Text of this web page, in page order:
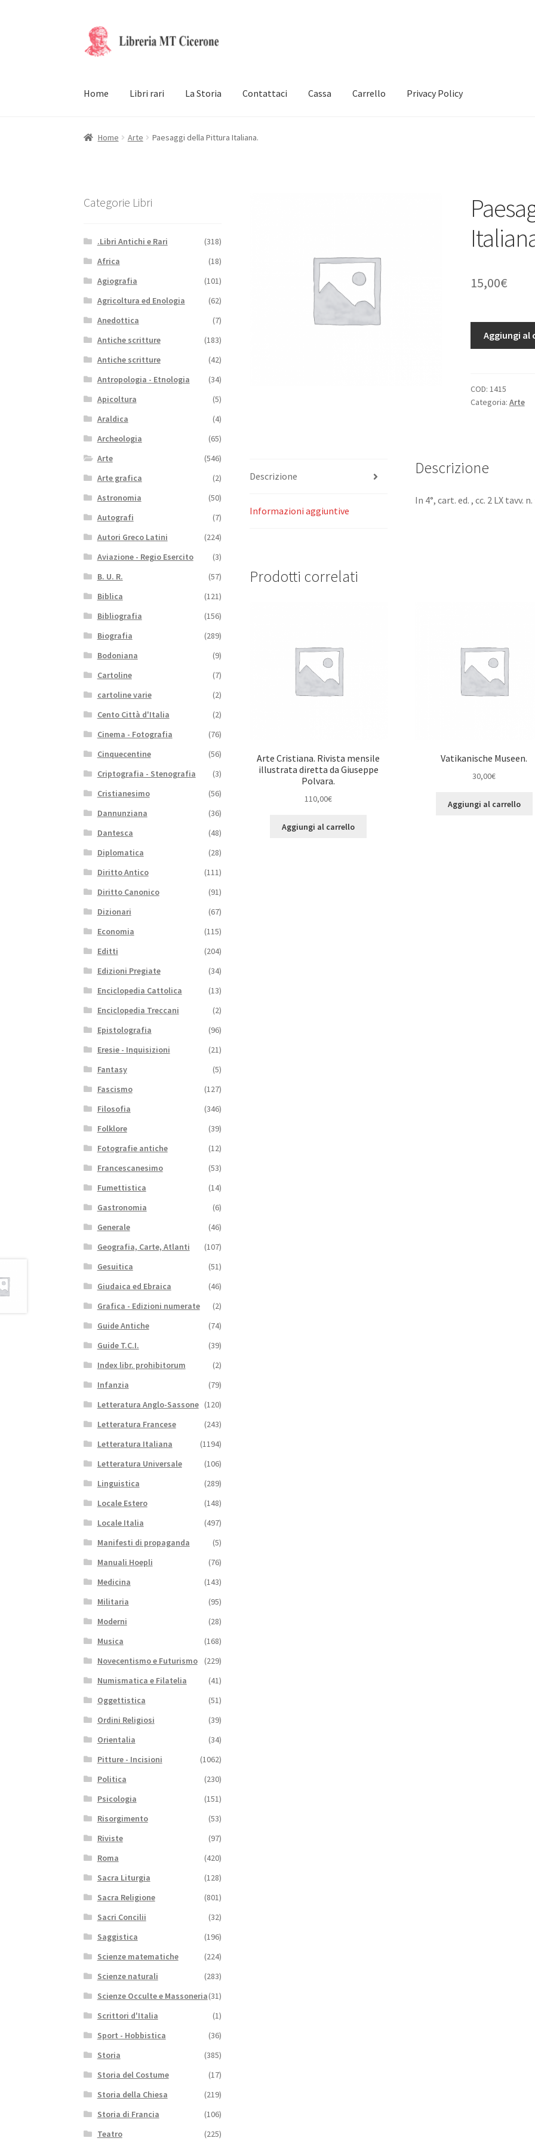
Vai
alla
Vai
al
Home Libri rari La Storia Contattaci Cassa Carrello Privacy Policy
Home Arte Paesaggi della Pittura Italiana.
15,00€
della
quantità
Aggiungi al
COD: 1415
Categoria: Arte
Descrizione
Informazioni aggiuntive
Descrizione
In 4°, cart. ed. , cc. 2 LX tavv.
Prodotti correlati
Arte Cristiana. Rivista mensile
illustrata diretta da Giuseppe
Polvara.
110,00€
Aggiungi al carrello
Vatikanische Museen.
30,00€
Aggiungi al carrello
Categorie Libri
.Libri Antichi e Rari
(318)
Africa
(18)
Agiografia
(101)
Agricoltura ed Enologia
(62)
Anedottica
(7)
Antiche scritture
(183)
Antiche scritture
(42)
Antropologia - Etnologia
(34)
Apicoltura
(5)
Araldica
(4)
Archeologia
(65)
Arte
(546)
Arte grafica
(2)
Astronomia
(50)
Autografi
(7)
Autori Greco Latini
(224)
Aviazione - Regio Esercito
(3)
B. U. R.
(57)
Biblica
(121)
Bibliografia
(156)
Biografia
(289)
Bodoniana
(9)
Cartoline
(7)
cartoline varie
(2)
Cento Città d'Italia
(2)
Cinema - Fotografia
(76)
Cinquecentine
(56)
Criptografia - Stenografia
(3)
Cristianesimo
(56)
Dannunziana
(36)
Dantesca
(48)
Diplomatica
(28)
Diritto Antico
(111)
Diritto Canonico
(91)
Dizionari
(67)
Economia
(115)
Editti
(204)
Edizioni Pregiate
(34)
Enciclopedia Cattolica
(13)
Enciclopedia Treccani
(2)
Epistolografia
(96)
Eresie - Inquisizioni
(21)
Fantasy
(5)
Fascismo
(127)
Filosofia
(346)
Folklore
(39)
Fotografie antiche
(12)
Francescanesimo
(53)
Fumettistica
(14)
Gastronomia
(6)
Generale
(46)
Geografia, Carte, Atlanti
(107)
Gesuitica
(51)
Giudaica ed Ebraica
(46)
Grafica - Edizioni numerate
(2)
Guide Antiche
(74)
Guide T.C.I.
(39)
Index libr. prohibitorum
(2)
Infanzia
(79)
Letteratura Anglo-Sassone (120)
Letteratura Francese
(243)
Letteratura Italiana
(1194)
Letteratura Universale
(106)
Linguistica
(289)
Locale Estero
(148)
Locale Italia
(497)
Manifesti di propaganda
(5)
Manuali Hoepli
(76)
Medicina
(143)
Militaria
(95)
Moderni
(28)
Musica
(168)
Novecentismo e Futurismo
(229)
Numismatica e Filatelia
(41)
Oggettistica
(51)
Ordini Religiosi
(39)
Orientalia
(34)
Pitture - Incisioni
(1062)
Politica
(230)
Psicologia
(151)
Risorgimento
(53)
Riviste
(97)
Roma
(420)
Sacra Liturgia
(128)
Sacra Religione
(801)
Sacri Concilii
(32)
Saggistica
(196)
Scienze matematiche
(224)
Scienze naturali
(283)
Scienze Occulte e Massoneria(31)
Scrittori d'Italia
(1)
Sport - Hobbistica
(36)
Storia
(385)
Storia del Costume
(17)
Storia della Chiesa
(219)
Storia di Francia
(106)
Teatro
(225)